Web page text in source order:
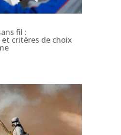
fil :
critères de choix